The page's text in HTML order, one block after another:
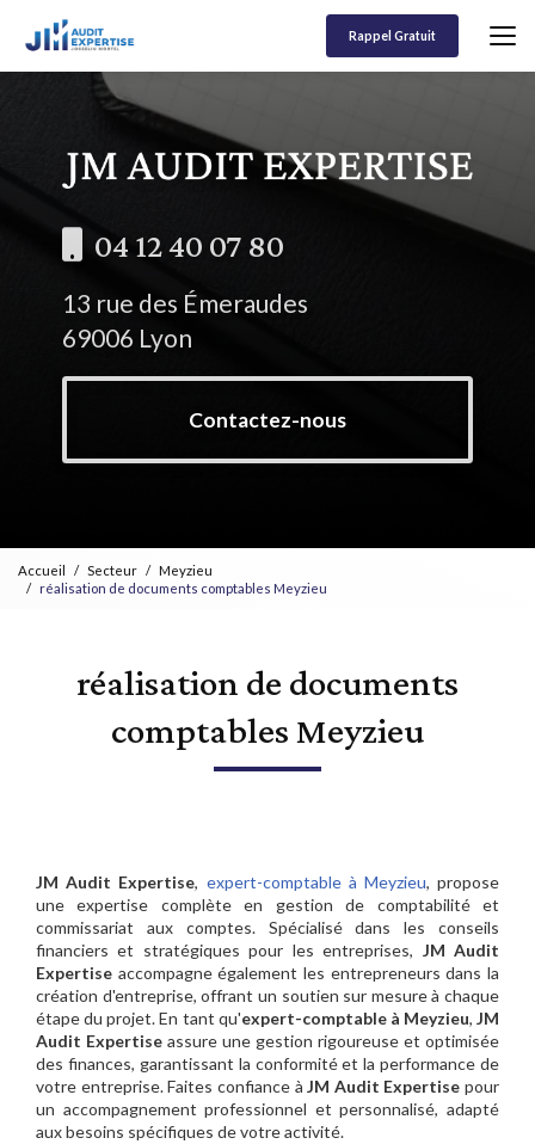
contenu
Rappel Gratuit
04 12 40 07 80
13 rue des Émeraudes
69006 Lyon
Contactez-nous
Accueil Secteur
Meyzieu
réalisation de documents comptables Meyzieu
réalisation de documents
comptables Meyzieu
JM Audit Expertise, expert-comptable à Meyzieu, propose
une expertise complète en gestion de comptabilité et
commissariat aux comptes. Spécialisé dans les conseils
financiers et stratégiques pour les entreprises, JM Audit
Expertise accompagne également les entrepreneurs dans la
création d'entreprise, offrant un soutien sur mesure à chaque
étape du projet. En tant qu'expert-comptable à Meyzieu, JM
Audit Expertise assure une gestion rigoureuse et optimisée
des finances, garantissant la conformité et la performance de
votre entreprise. Faites confiance àJM Audit Expertise pour
un accompagnement professionnel et personnalisé, adapté
aux besoins spécifiques de votre activité.